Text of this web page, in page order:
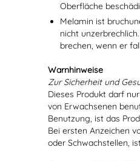
Oberfläche
Melamin ist
nicht
brechen, wenn er
Warnhinweise
Zur Sicherheit und
Dieses Produkt darf
von Erwachsenen
Benutzung, ist das
Bei ersten Anzeichen
oder Schwachstellen,